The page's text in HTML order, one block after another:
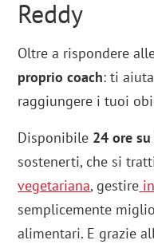
Reddy
Oltre a rispondere
proprio coach: ti
raggiungere i tuoi
Disponibile 24 ore
sostenerti, che si
vegetariana, gestire
semplicemente
alimentari. E grazie